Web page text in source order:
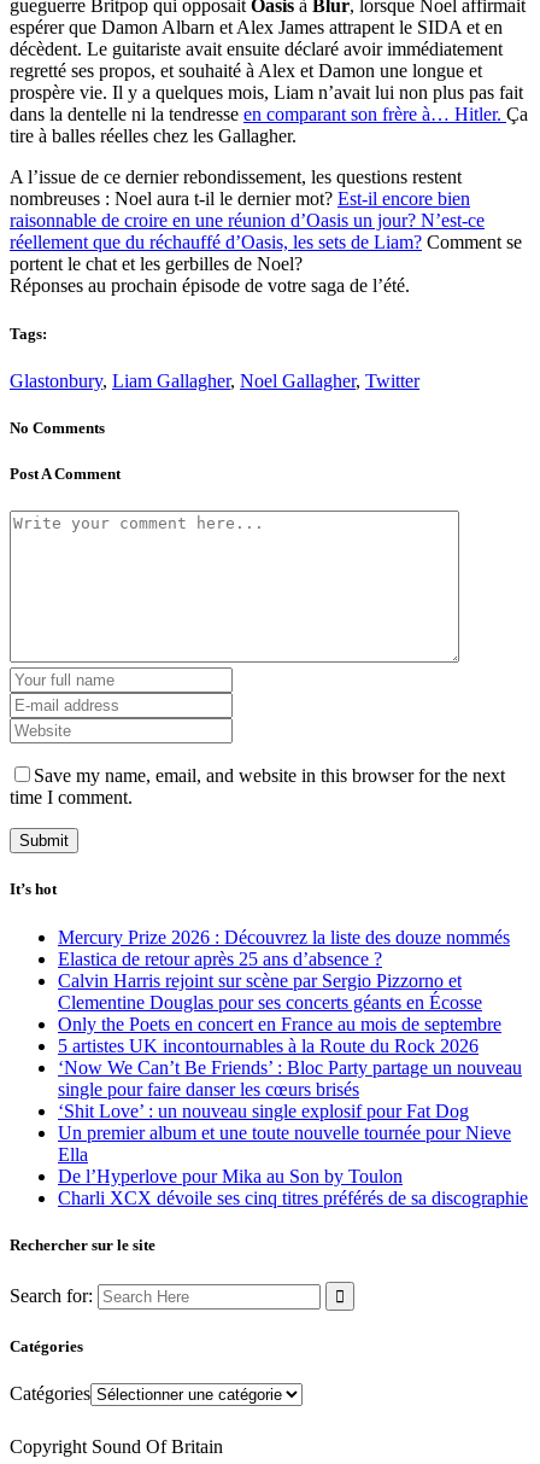
gueguerre Britpop qui opposaitOasis à Blur, lorsque Noel affirmait
espérer que Damon Albarn et Alex James attrapent le SIDA et en
décèdent. Le guitariste avait ensuite déclaré avoir immédiatement
regretté ses propos, et souhaité à Alex et Damon une longue et
prospère vie. Il y a quelques mois, Liam n’avait lui non plus pas fait
dans la dentelle ni la tendresse en comparant son frère à… Hitler. Ça
tire à balles réelles chez les Gallagher.
A l’issue de ce dernier rebondissement, les questions restent
nombreuses : Noel aura t-il le dernier mot? Est-il encore bien
raisonnable de croire en une réunion d’Oasis un jour? N’est-ce
réellement que du réchauffé d’Oasis, les sets de Liam? Comment se
portent le chat et les gerbilles de Noel?
Réponses au prochain épisode de votre saga de l’été.
Tags:
Glastonbury, Liam Gallagher, Noel Gallagher, Twitter
No Comments
Post A Comment
Save my name, email, and website in this browser for the next
time I comment.
It’s hot
Mercury Prize 2026 : Découvrez la liste des douze nommés
Elastica de retour après 25 ans d’absence ?
Calvin Harris rejoint sur scène par Sergio Pizzorno et
Clementine Douglas pour ses concerts géants en Écosse
Only the Poets en concert en France au mois de septembre
5 artistes UK incontournables à la Route du Rock 2026
‘Now We Can’t Be Friends’ : Bloc Party partage un nouveau
single pour faire danser les cœurs brisés
‘Shit Love’ : un nouveau single explosif pour Fat Dog
Un premier album et une toute nouvelle tournée pour Nieve
Ella
De l’Hyperlove pour Mika au Son by Toulon
Charli XCX dévoile ses cinq titres préférés de sa discographie
Rechercher sur le site
Search for:
Catégories
Catégories
Copyright Sound Of Britain